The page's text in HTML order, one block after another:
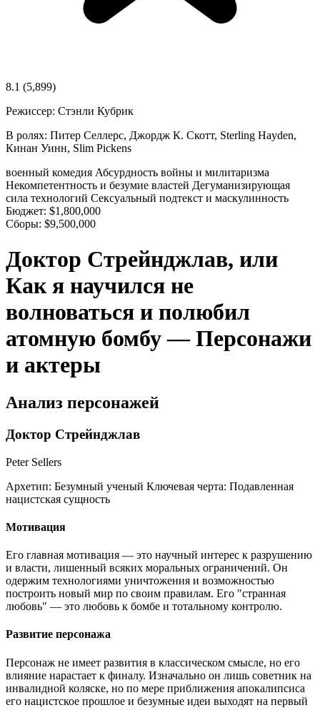
8.1 (5,899)
Режиссер: Стэнли Кубрик
В ролях: Питер Селлерс, Джордж К. Скотт, Sterling Hayden,
Кинан Уинн, Slim Pickens
военный комедия Абсурдность войны и милитаризма
Некомпетентность и безумие властей Дегуманизирующая
сила технологий Сексуальный подтекст и маскулинность
Бюджет: $1,800,000
Сборы: $9,500,000
Доктор Стрейнджлав, или
Как я научился не
волноваться и полюбил
атомную бомбу — Персонажи
и актеры
Анализ персонажей
Доктор Стрейнджлав
Peter Sellers
Архетип: Безумный ученый Ключевая черта: Подавленная
нацистская сущность
Мотивация
Его главная мотивация — это научный интерес к разрушению
и власти, лишенный всяких моральных ограничений. Он
одержим технологиями уничтожения и возможностью
построить новый мир по своим правилам. Его "странная
любовь" — это любовь к бомбе и тотальному контролю.
Развитие персонажа
Персонаж не имеет развития в классическом смысле, но его
влияние нарастает к финалу. Изначально он лишь советник на
инвалидной коляске, но по мере приближения апокалипсиса
его нацистское прошлое и безумные идеи выходят на первый